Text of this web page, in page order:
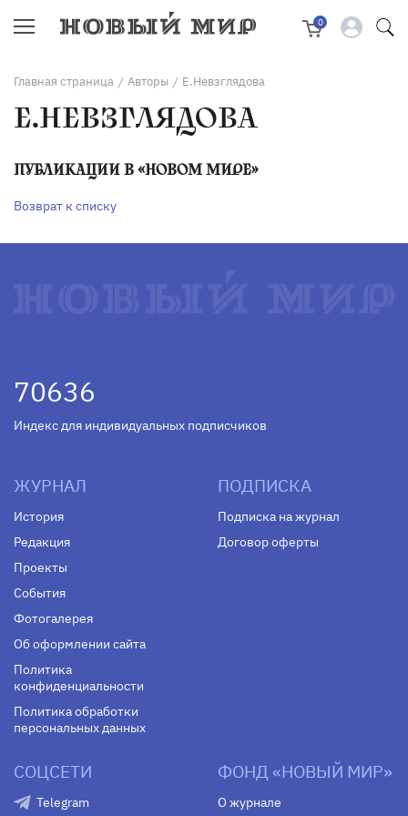
0
Главная страница / Авторы / Е.Невзглядова
Е.НЕВЗГЛЯДОВА
ПУБЛИКАЦИИ В «НОВОМ МИРЕ»
Возврат к списку
70636
Индекс для индивидуальных подписчиков
ЖУРНАЛ
История
Редакция
Проекты
События
Фотогалерея
Об оформлении сайта
Политика
конфиденциальности
Политика обработки
персональных данных
ПОДПИСКА
Подписка на журнал
Договор оферты
СОЦСЕТИ
Telegram
ФОНД «НОВЫЙ МИР»
О журнале